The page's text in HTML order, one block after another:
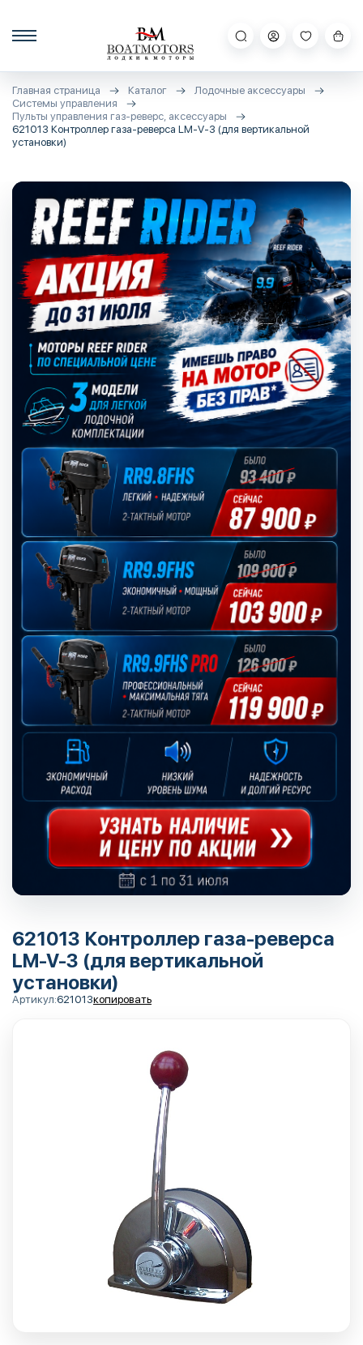
Главная страница Каталог
Лодочные аксессуары
Системы управления
Пульты управления газ-реверс, аксессуары
621013 Контроллер газа-реверса LM-V-3 (для вертикальной
установки)
621013 Контроллер газа-реверса
LM-V-3 (для вертикальной
установки)
Артикул:621013копировать